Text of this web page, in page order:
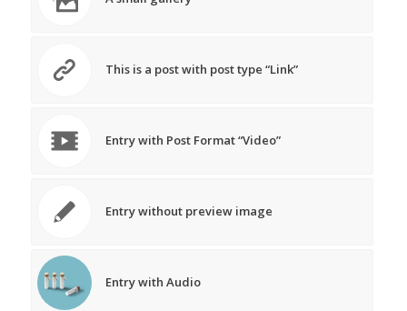
This is a post with post type “Link”
Entry with Post Format “Video”
Entry without preview image
Entry with Audio